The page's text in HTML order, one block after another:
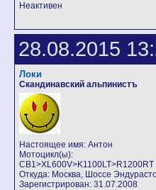
Неактивен
28.08.2015
Локи
Скандинавский альпинистъ
Настоящее имя: Антон
Мотоцикл(ы):
CB1>XL600V>K1100LT>R1200RT
Откуда: Москва, Шоссе
Зарегистрирован: 31.07.2008